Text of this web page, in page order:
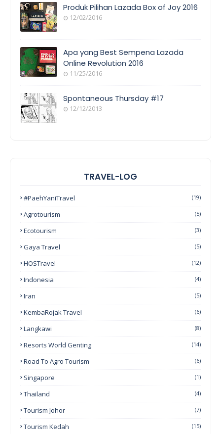
Produk Pilihan Lazada Box of Joy 2016
12/02/2016
Apa yang Best Sempena Lazada
Online Revolution 2016
11/25/2016
Spontaneous Thursday #17
12/12/2013
TRAVEL-LOG
#PaehYaniTravel (19)
Agrotourism (5)
Ecotourism (3)
Gaya Travel (5)
HOSTravel (12)
Indonesia (4)
Iran (5)
KembaRojak Travel (6)
Langkawi (8)
Resorts World Genting (14)
Road To Agro Tourism (6)
Singapore (1)
Thailand (4)
Tourism Johor (7)
Tourism Kedah (15)